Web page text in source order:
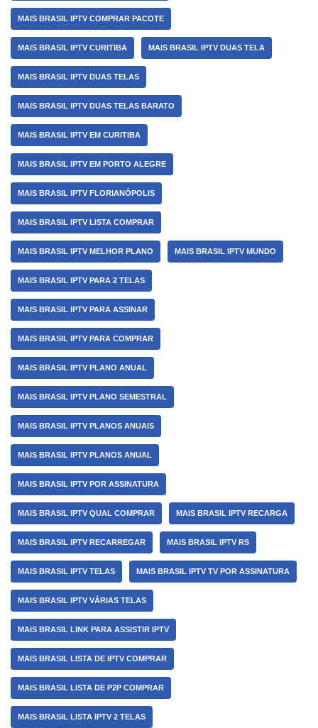
MAIS BRASIL IPTV COMPRAR PACOTE
MAIS BRASIL IPTV CURITIBA MAIS BRASIL IPTV DUAS TELA
MAIS BRASIL IPTV DUAS TELAS
MAIS BRASIL IPTV DUAS TELAS BARATO
MAIS BRASIL IPTV EM CURITIBA
MAIS BRASIL IPTV EM PORTO ALEGRE
MAIS BRASIL IPTV FLORIANÓPOLIS
MAIS BRASIL IPTV LISTA COMPRAR
MAIS BRASIL IPTV MELHOR PLANO MAIS BRASIL IPTV MUNDO
MAIS BRASIL IPTV PARA 2 TELAS
MAIS BRASIL IPTV PARA ASSINAR
MAIS BRASIL IPTV PARA COMPRAR
MAIS BRASIL IPTV PLANO ANUAL
MAIS BRASIL IPTV PLANO SEMESTRAL
MAIS BRASIL IPTV PLANOS ANUAIS
MAIS BRASIL IPTV PLANOS ANUAL
MAIS BRASIL IPTV POR ASSINATURA
MAIS BRASIL IPTV QUAL COMPRAR MAIS BRASIL IPTV RECARGA
MAIS BRASIL IPTV RECARREGAR MAIS BRASIL IPTV RS
MAIS BRASIL IPTV TELAS MAIS BRASIL IPTV TV POR ASSINATURA
MAIS BRASIL IPTV VÁRIAS TELAS
MAIS BRASIL LINK PARA ASSISTIR IPTV
MAIS BRASIL LISTA DE IPTV COMPRAR
MAIS BRASIL LISTA DE P2P COMPRAR
MAIS BRASIL LISTA IPTV 2 TELAS